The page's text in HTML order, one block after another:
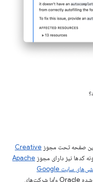
این صفحه تحت مجوز Creative
کدها نیز دارای مجوز Apache
خطمشی‌های سایت Google
مراجعه کنید. جاوا علامت تجاری ثبت‌شده Oracle و/یا شرکت‌های